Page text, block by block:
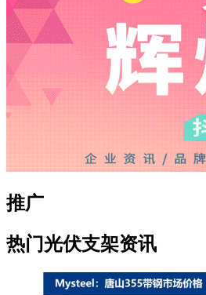
推广
热门光伏支架资讯